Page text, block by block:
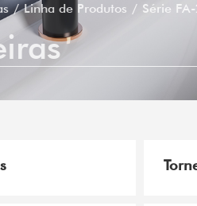
Linha de Produtos Série